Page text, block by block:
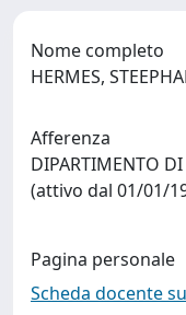
Nome completo
HERMES,
Afferenza
DIPARTIMENTO
(attivo dal 01/01/
Pagina personale
Scheda docente